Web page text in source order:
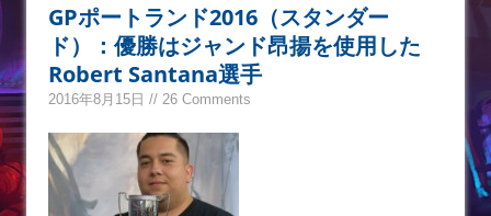
GPポートランド2016（スタンダー
ド）：優勝はジャンド昂揚を使用した
Robert Santana選手
2016年8月15日 // 26 Comments